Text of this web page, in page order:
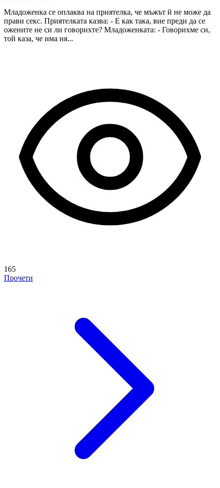
Младоженка се оплаква на приятелка, че мъжът й не може да
прави секс. Приятелката казва: - Е как така, вие преди да се
ожените не си ли говорихте? Младоженката: - Говорихме си,
той каза, че има ня...
165
Прочети